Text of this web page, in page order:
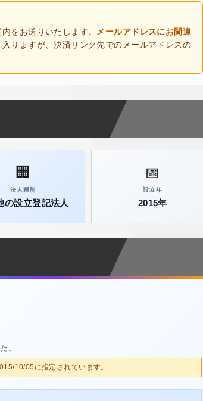
をお送りいたします。 メールアドレスにお間違
入りますが、決済リンク先でのメールアドレスの
🏢
法人種別
の設立登記法人
📅
設立年
2015年
。
10/05に指定されています。